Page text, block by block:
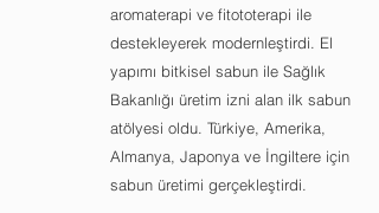
aromaterapi ve fitototerapi ile
destekleyerek modernleştirdi. El
yapımı bitkisel sabun ile Sağlık
Bakanlığı üretim izni alan ilk sabun
atölyesi oldu. Türkiye, Amerika,
Almanya, Japonya ve İngiltere için
sabun üretimi gerçekleştirdi.